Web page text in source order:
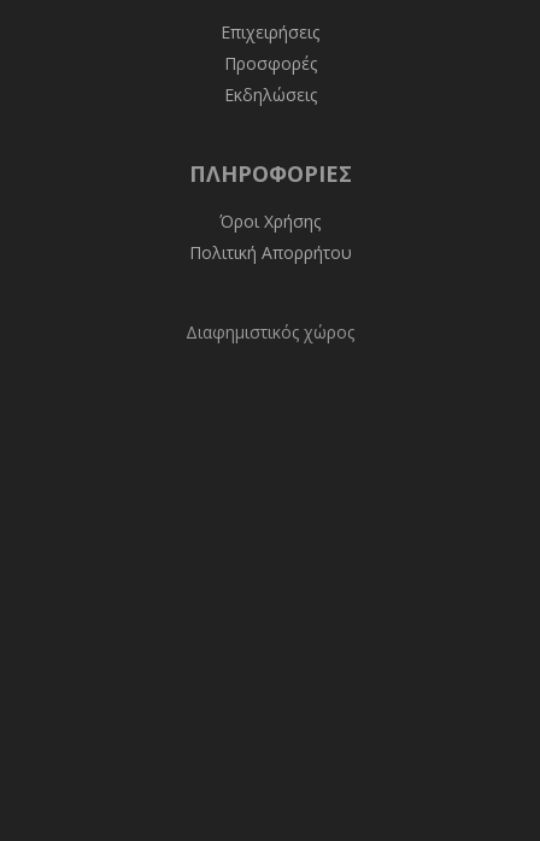
Επιχειρήσεις
Προσφορές
Εκδηλώσεις
ΠΛΗΡΟΦΟΡΊΕΣ
Όροι Χρήσης
Πολιτική Απορρήτου
Διαφημιστικός χώρος